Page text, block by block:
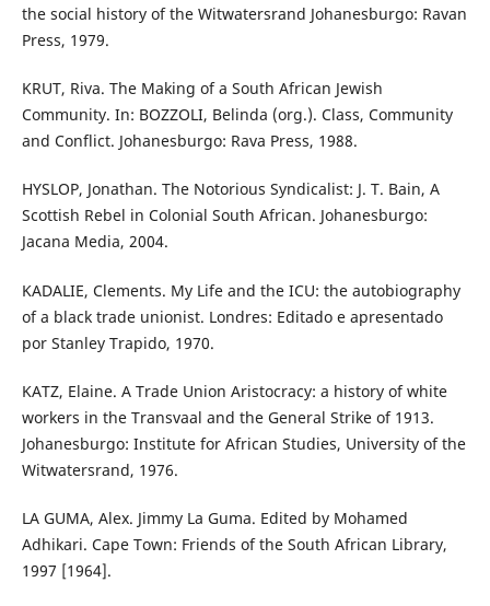
the social history of the Witwatersrand Johanesburgo: Ravan
Press, 1979.
KRUT, Riva. The Making of a South African Jewish
Community. In: BOZZOLI, Belinda (org.). Class, Community
and Conflict. Johanesburgo: Rava Press, 1988.
HYSLOP, Jonathan. The Notorious Syndicalist: J. T. Bain, A
Scottish Rebel in Colonial South African. Johanesburgo:
Jacana Media, 2004.
KADALIE, Clements. My Life and the ICU: the autobiography
of a black trade unionist. Londres: Editado e apresentado
por Stanley Trapido, 1970.
KATZ, Elaine. A Trade Union Aristocracy: a history of white
workers in the Transvaal and the General Strike of 1913.
Johanesburgo: Institute for African Studies, University of the
Witwatersrand, 1976.
LA GUMA, Alex. Jimmy La Guma. Edited by Mohamed
Adhikari. Cape Town: Friends of the South African Library,
1997 [1964].